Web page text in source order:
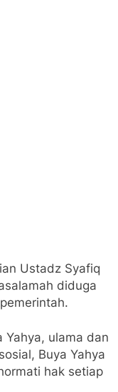
Ustadz Syafiq
diduga
ulama dan
Buya Yahya
hak setiap